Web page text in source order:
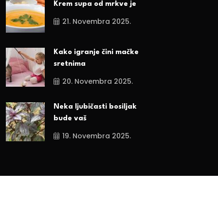
Krem supa od mrkve je
21. Novembra 2025.
Kako igranje čini mačke
sretnima
20. Novembra 2025.
Neka ljubičasti bosiljak
bude vaš
19. Novembra 2025.